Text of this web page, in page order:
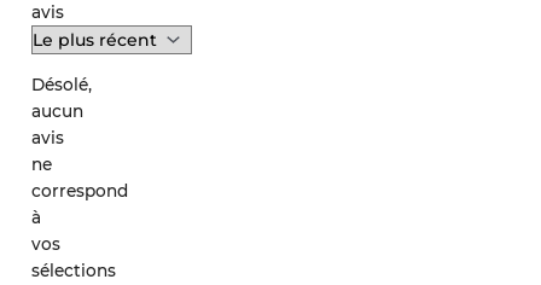
avis
Désolé,
aucun
avis
ne
correspond
à
vos
sélections